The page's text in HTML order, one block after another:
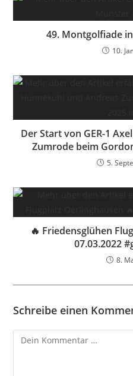
49. Montgolfiade
10.
Der Start von GER-1
Zumrode beim
5.
🔥 Friedensglühen
07.03.2022
8.
Schreibe einen
Kommentar